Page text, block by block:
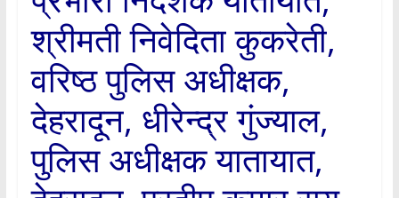
श्रीमती निवेदिता कुकरेती,
वरिष्ठ पुलिस अधीक्षक,
देहरादून, धीरेन्द्र गुंज्याल,
पुलिस अधीक्षक यातायात,